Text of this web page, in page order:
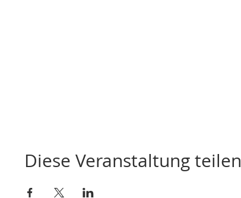
Diese Veranstaltung teilen